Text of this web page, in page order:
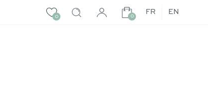
0 0
FR EN